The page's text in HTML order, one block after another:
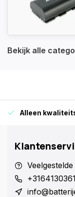
Bekijk alle
Alleen